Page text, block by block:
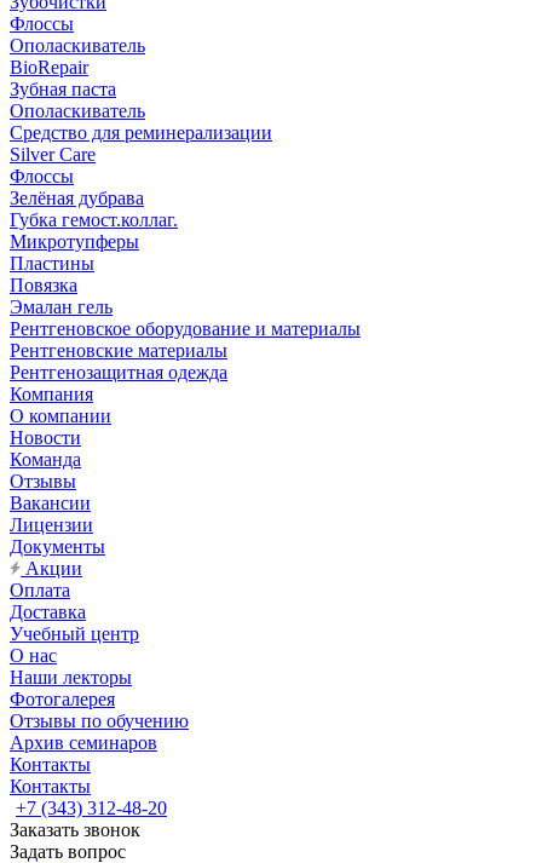
Флоссы
Ополаскиватель
BioRepair
Зубная паста
Ополаскиватель
Средство для реминерализации
Silver Care
Флоссы
Зелёная дубрава
Губка гемост.коллаг.
Микротупферы
Пластины
Повязка
Эмалан гель
Рентгеновское оборудование и материалы
Рентгеновские материалы
Рентгенозащитная одежда
Компания
О компании
Новости
Команда
Отзывы
Вакансии
Лицензии
Документы
Акции
Оплата
Доставка
Учебный центр
О нас
Наши лекторы
Фотогалерея
Отзывы по обучению
Архив семинаров
Контакты
Контакты
+7 (343) 312-48-20
Заказать звонок
Задать вопрос